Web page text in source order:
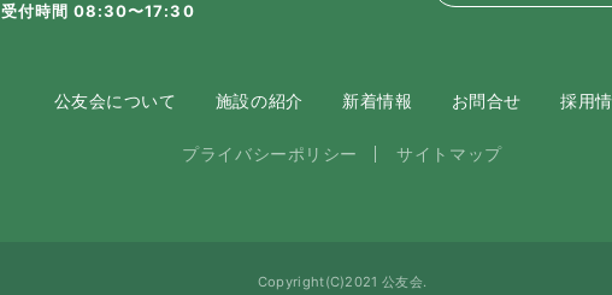
受付時間 08:30〜17:30
公友会について 施設の紹介 新着情報 お問合せ 採用
プライバシーポリシー サイトマップ
Copyright(C)2021 公友会.